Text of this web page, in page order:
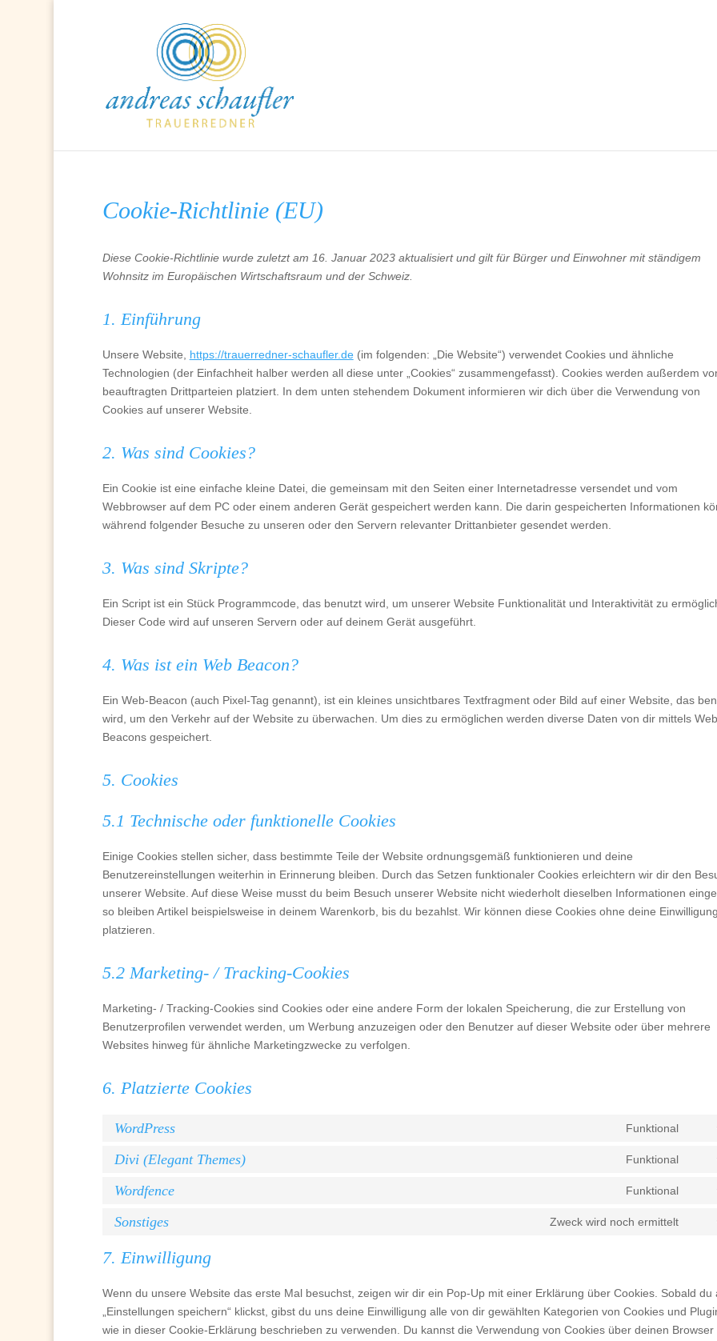
Cookie-Richtlinie (EU)
Diese Cookie-Richtlinie wurde zuletzt am 16. Januar 2023 aktualisiert und gilt für Bürger und Einwohner mit ständigem
Wohnsitz im Europäischen Wirtschaftsraum und der Schweiz.
1. Einführung
Unsere Website, https://trauerredner-schaufler.de(im folgenden: „Die Website“) verwendet Cookies und ähnliche
Technologien (der Einfachheit halber werden all diese unter „Cookies“ zusammengefasst). Cookies werden außerdem
beauftragten Drittparteien platziert. In dem unten stehendem Dokument informieren wir dich über die Verwendung von
Cookies auf unserer Website.
2. Was sind Cookies?
Ein Cookie ist eine einfache kleine Datei, die gemeinsam mit den Seiten einer Internetadresse versendet und vom
Webbrowser auf dem PC oder einem anderen Gerät gespeichert werden kann. Die darin gespeicherten Informationen
während folgender Besuche zu unseren oder den Servern relevanter Drittanbieter gesendet werden.
3. Was sind Skripte?
Ein Script ist ein Stück Programmcode, das benutzt wird, um unserer Website Funktionalität und Interaktivität zu
Dieser Code wird auf unseren Servern oder auf deinem Gerät ausgeführt.
4. Was ist ein Web Beacon?
Ein Web-Beacon (auch Pixel-Tag genannt), ist ein kleines unsichtbares Textfragment oder Bild auf einer Website, das
wird, um den Verkehr auf der Website zu überwachen. Um dies zu ermöglichen werden diverse Daten von dir mittels
Beacons gespeichert.
5. Cookies
5.1 Technische oder funktionelle Cookies
Einige Cookies stellen sicher, dass bestimmte Teile der Website ordnungsgemäß funktionieren und deine
Benutzereinstellungen weiterhin in Erinnerung bleiben. Durch das Setzen funktionaler Cookies erleichtern wir dir den
unserer Website. Auf diese Weise musst du beim Besuch unserer Website nicht wiederholt dieselben Informationen
so bleiben Artikel beispielsweise in deinem Warenkorb, bis du bezahlst. Wir können diese Cookies ohne deine Einwilligung
platzieren.
5.2 Marketing- / Tracking-Cookies
Marketing- / Tracking-Cookies sind Cookies oder eine andere Form der lokalen Speicherung, die zur Erstellung von
Benutzerprofilen verwendet werden, um Werbung anzuzeigen oder den Benutzer auf dieser Website oder über mehrere
Websites hinweg für ähnliche Marketingzwecke zu verfolgen.
6. Platzierte Cookies
WordPress Funktional
Divi (Elegant Themes) Funktional
Wordfence Funktional
Sonstiges Zweck wird noch ermittelt
7. Einwilligung
Wenn du unsere Website das erste Mal besuchst, zeigen wir dir ein Pop-Up mit einer Erklärung über Cookies. Sobald du
„Einstellungen speichern“ klickst, gibst du uns deine Einwilligung alle von dir gewählten Kategorien von Cookies und
wie in dieser Cookie-Erklärung beschrieben zu verwenden. Du kannst die Verwendung von Cookies über deinen Browser